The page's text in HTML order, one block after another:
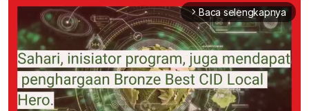
arrow_forward_ios Baca selengkapnya